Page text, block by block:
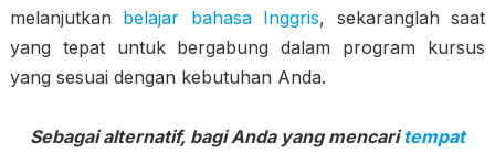
melanjutkan belajar bahasa Inggris, sekaranglah saat
yang tepat untuk bergabung dalam program kursus
yang sesuai dengan kebutuhan Anda.
Sebagai alternatif, bagi Anda yang mencaritempat